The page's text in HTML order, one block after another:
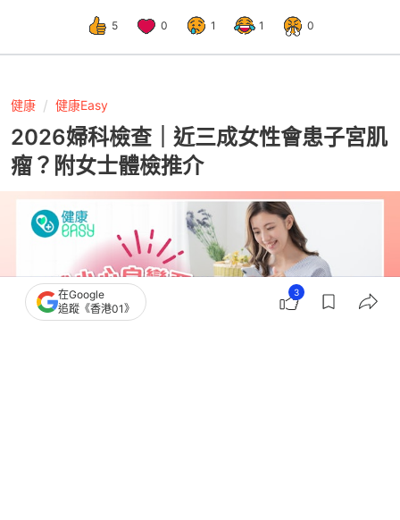
5 0 1 1 0
健康 健康Easy
2026婦科檢查｜近三成女性會患子宮肌
瘤？附女士體檢推介
在Google
追蹤《香港01》
3